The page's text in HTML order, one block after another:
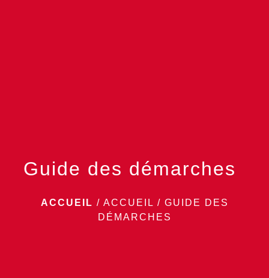
Guide des démarches
ACCUEIL / ACCUEIL / GUIDE DES
DÉMARCHES